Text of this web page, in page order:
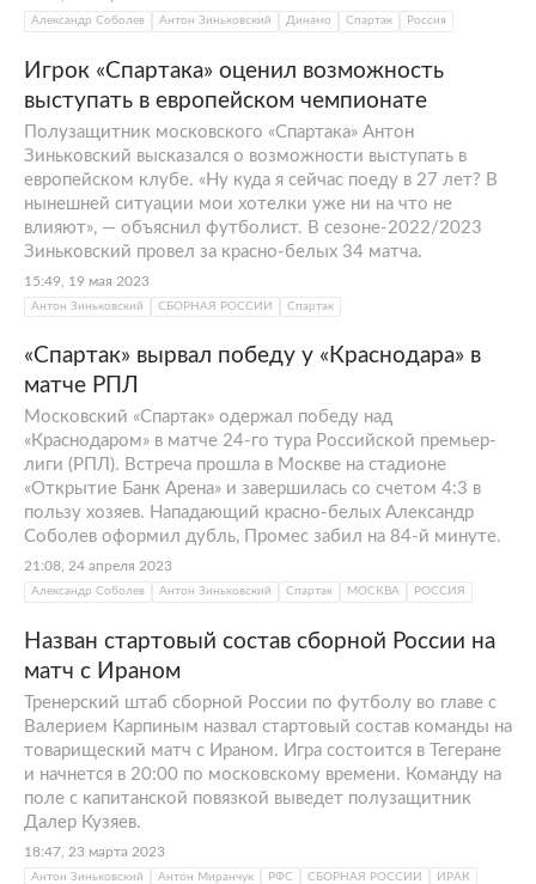
Александр Соболев Антон Зиньковский Динамо Спартак Россия
Игрок «Спартака» оценил возможность
выступать в европейском чемпионате
Полузащитник московского «Спартака» Антон
Зиньковский высказался о возможности выступать в
европейском клубе. «Ну куда я сейчас поеду в 27 лет? В
нынешней ситуации мои хотелки уже ни на что не
влияют», — объяснил футболист. В сезоне-2022/2023
Зиньковский провел за красно-белых 34 матча.
15:49, 19 мая 2023
Антон Зиньковский СБОРНАЯ РОССИИ Спартак
«Спартак» вырвал победу у «Краснодара» в
матче РПЛ
Московский «Спартак» одержал победу над
«Краснодаром» в матче 24-го тура Российской премьер-
лиги (РПЛ). Встреча прошла в Москве на стадионе
«Открытие Банк Арена» и завершилась со счетом 4:3 в
пользу хозяев. Нападающий красно-белых Александр
Соболев оформил дубль, Промес забил на 84-й минуте.
21:08, 24 апреля 2023
Александр Соболев Антон Зиньковский Спартак МОСКВА РОССИЯ
Назван стартовый состав сборной России на
матч с Ираном
Тренерский штаб сборной России по футболу во главе с
Валерием Карпиным назвал стартовый состав команды на
товарищеский матч с Ираном. Игра состоится в Тегеране
и начнется в 20:00 по московскому времени. Команду на
поле с капитанской повязкой выведет полузащитник
Далер Кузяев.
18:47, 23 марта 2023
Антон Зиньковский Антон Миранчук РФС СБОРНАЯ РОССИИ
ИРАК